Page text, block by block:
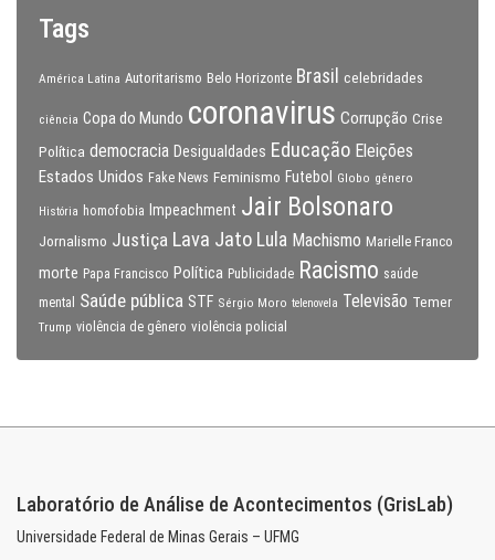
Tags
América Latina Autoritarismo Belo Horizonte Brasil celebridades
ciência Copa do Mundo coronavirus Corrupção Crise
Política democracia Desigualdades Educação Eleições
Estados Unidos Fake News Feminismo Futebol Globo gênero
História homofobia Impeachment Jair Bolsonaro
Jornalismo Justiça Lava Jato Lula Machismo Marielle Franco
morte Papa Francisco Política Publicidade Racismo saúde
mental
Saúde pública STF Sérgio Moro telenovela Televisão Temer
Trump violência de gênero violência policial
Laboratório de Análise de Acontecimentos (GrisLab)
Universidade Federal de Minas Gerais – UFMG